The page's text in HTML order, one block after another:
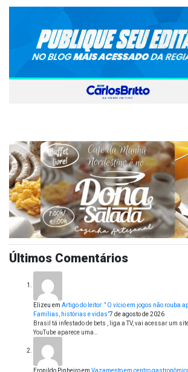
Últimos Comentários
Elizeu em Artigo do leitor: ” O vício em jogos não rouba
Famílias, histórias e vidas”7 de agosto de 2026
Brasil tá infestado de bets , liga a TV, vai acessar um
YouTube aparece uma…
Eronildo Pinheiroem Vazamento em centro